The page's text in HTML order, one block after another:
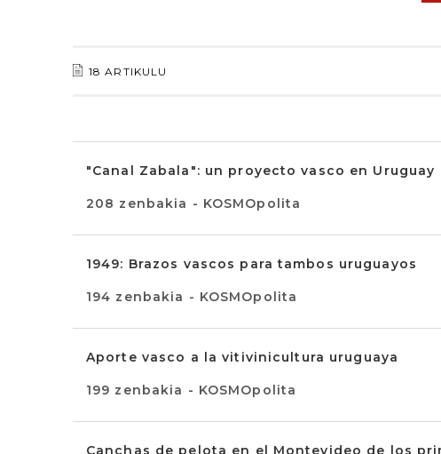
18 ARTIKULU
"Canal Zabala": un proyecto vasco en Uruguay
208 zenbakia - KOSMOpolita
1949: Brazos vascos para tambos uruguayos
194 zenbakia - KOSMOpolita
Aporte vasco a la vitivinicultura uruguaya
199 zenbakia - KOSMOpolita
Canchas de pelota en el Montevideo de los